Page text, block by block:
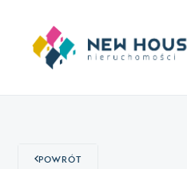
Powrót